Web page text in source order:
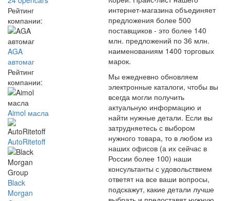
Рейтинг
компании:
AGA
автомаг
Рейтинг
компании:
Aimol масла
AutoRitetoff
Black
Morgan
интернет-магазина объединяет
предложения более 500
поставщиков - это более 140
млн. предложений по 36 млн.
наименованиям 1400 торговых
марок.
Мы ежедневно обновляем
электронные каталоги, чтобы вы
всегда могли получить
актуальную информацию и
найти нужные детали. Если вы
затрудняетесь с выбором
нужного товара, то в любом из
наших офисов (а их сейчас в
России более 100) наши
консультанты с удовольствием
ответят на все ваши вопросы,
подскажут, какие детали лучше